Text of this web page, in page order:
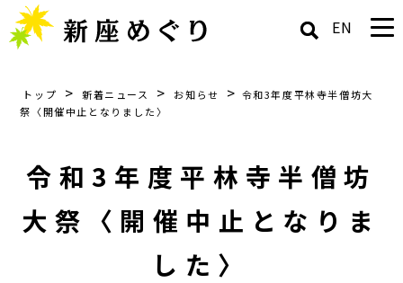
EN
トップ > 新着ニュース > お知らせ > 令和3年度平林寺半僧坊大
祭〈開催中止となりました〉
令和3年度平林寺半僧坊
大祭〈開催中止となりま
した〉